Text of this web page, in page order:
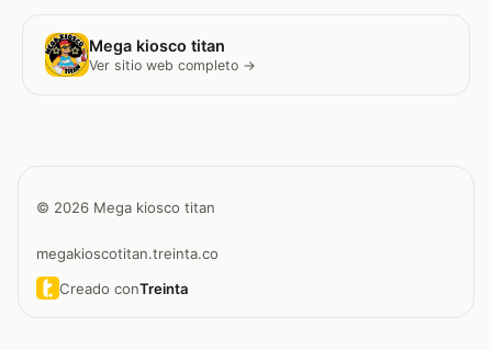
Mega kiosco titan
Ver sitio web completo →
© 2026 Mega kiosco titan
megakioscotitan.treinta.co
Creado conTreinta